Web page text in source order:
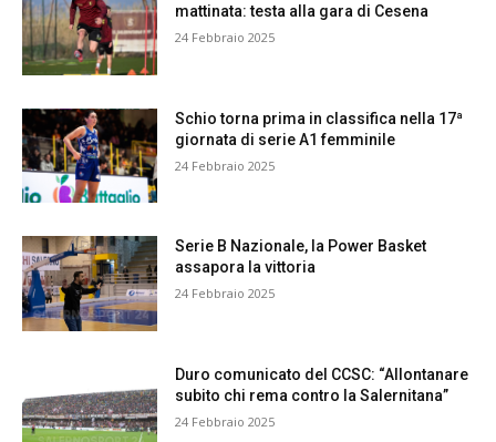
mattinata: testa alla gara di Cesena
24 Febbraio 2025
Schio torna prima in classifica nella 17ª
giornata di serie A1 femminile
24 Febbraio 2025
Serie B Nazionale, la Power Basket
assapora la vittoria
24 Febbraio 2025
Duro comunicato del CCSC: “Allontanare
subito chi rema contro la Salernitana”
24 Febbraio 2025